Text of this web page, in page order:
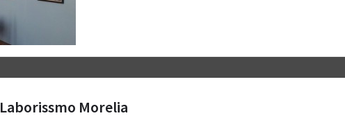
Laborissmo Morelia